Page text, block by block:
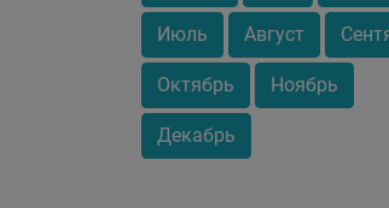
Июль Август
Октябрь Ноябрь
Декабрь